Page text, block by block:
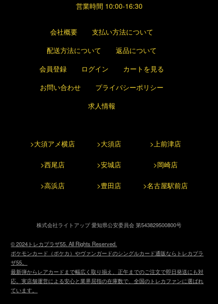
河島製作所サプライの取り扱いを開始しました
2024/07/22
グランドオープン記念新品パックタイムセール開催中！
2024/07/22
ドラスタサプライの取り扱いを開始しました
2024/07/22
2024/06/19
デッキ販売の配送方法に [大須アメ横店受け取り] を追加し
ました。
2024/05/28
営業時間 10:00-16:30
会社概要
支払い方法について
配送方法について
返品について
会員登録
ログイン
カートを見る
お問い合わせ
プライバシーポリシー
求人情報
>大須アメ横店 >大須店 >上前津店
>西尾店 >安城店 >岡崎店
>高浜店 >豊田店 >名古屋駅前店
株式会社ライトアップ 愛知県公安委員会 第543829500800号
© 2024トレカプラザ55. All Rights Reserved.
ポケモンカード（ポケカ）やヴァンガードのシングルカード通販ならトレカプラ
ザ55。
最新弾からレアカードまで幅広く取り揃え、正午までのご注文で即日発送にも対
応。実店舗運営による安心と業界屈指の在庫数で、全国のトレカファンに選ばれ
ています。